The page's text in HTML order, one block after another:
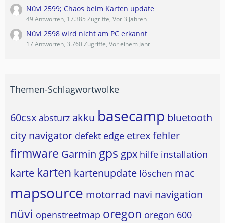
Nüvi 2599; Chaos beim Karten update
49 Antworten, 17.385 Zugriffe, Vor 3 Jahren
Nüvi 2598 wird nicht am PC erkannt
17 Antworten, 3.760 Zugriffe, Vor einem Jahr
Themen-Schlagwortwolke
60csx absturz akku basecamp bluetooth
city navigator defekt edge etrexfehler
firmware Garmin gps gpx hilfe installation
karte karten kartenupdate löschen mac
mapsource motorrad navi navigation
nüvi openstreetmap oregon oregon 600